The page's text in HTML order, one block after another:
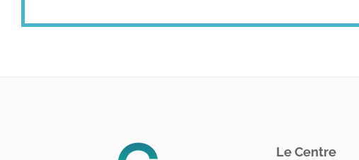
Le Centre